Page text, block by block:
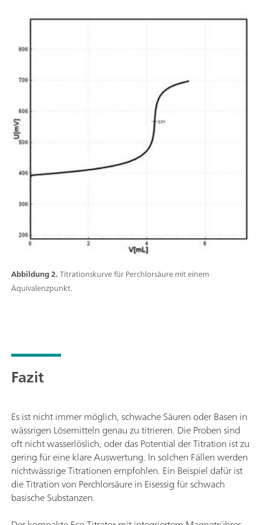
Abbildung 2.Titrationskurve für Perchlorsäure mit einem
Äquivalenzpunkt.
Fazit
Es ist nicht immer möglich, schwache Säuren oder Basen in
wässrigen Lösemitteln genau zu titrieren. Die Proben sind
oft nicht wasserlöslich, oder das Potential der Titration ist zu
gering für eine klare Auswertung. In solchen Fällen werden
nichtwässrige Titrationen empfohlen. Ein Beispiel dafür ist
die Titration von Perchlorsäure in Eisessig für schwach
basische Substanzen.